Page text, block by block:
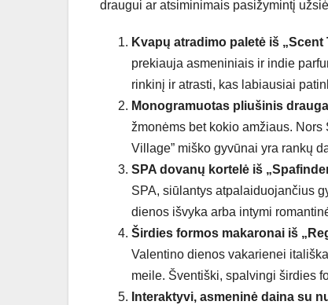
draugui ar atsiminimais pasižymintį
Kvapų atradimo paletė iš „Scent
prekiauja asmeniniais ir indie
rinkinį ir atrasti, kas labiausiai
Monogramuotas pliušinis
žmonėms bet kokio amžiaus.
Village” miško gyvūnai yra rankų
SPA dovanų kortelė iš
SPA, siūlantys atpalaiduojančius
dienos išvyka arba intymi
Širdies formos makaronai iš
Valentino dienos vakarienei
meile. Šventiški, spalvingi širdies
Interaktyvi, asmeninė daina su